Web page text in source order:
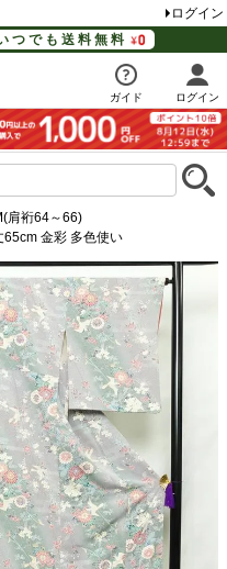
ログイン
つでも送料無料
ガイド ログイン
肩裄64～66)
金彩 多色使い